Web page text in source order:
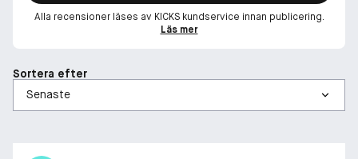
Alla recensioner läses av KICKS kundservice innan publicering.
Läs mer
Sortera efter